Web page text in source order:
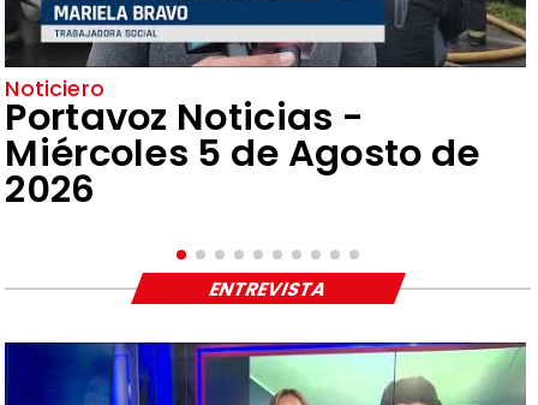
Noticiero
Portavoz Noticias -
Miércoles 5 de Agosto de
2026
ENTREVISTA